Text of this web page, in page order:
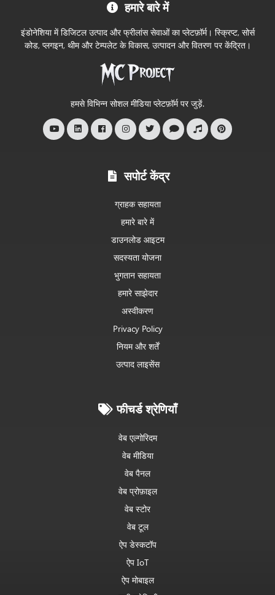
आधिकारिक
हमारे बारे में
इंडोनेशिया में डिजिटल उत्पाद और फ्रीलांस सेवाओं का प्लेटफ़ॉर्म। स्क्रिप्ट, सोर्स
कोड, प्लगइन, थीम और टेम्पलेट के विकास, उत्पादन और वितरण पर केंद्रित।
हमसे विभिन्न सोशल मीडिया प्लेटफ़ॉर्म पर जुड़ें.
सपोर्ट केंद्र
ग्राहक सहायता
हमारे बारे में
डाउनलोड आइटम
सदस्यता योजना
भुगतान सहायता
हमारे साझेदार
अस्वीकरण
Privacy Policy
नियम और शर्तें
उत्पाद लाइसेंस
फीचर्ड श्रेणियाँ
वेब एल्गोरिदम
वेब मीडिया
वेब पैनल
वेब प्रोफ़ाइल
वेब स्टोर
वेब टूल
ऐप डेस्कटॉप
ऐप IoT
ऐप मोबाइल